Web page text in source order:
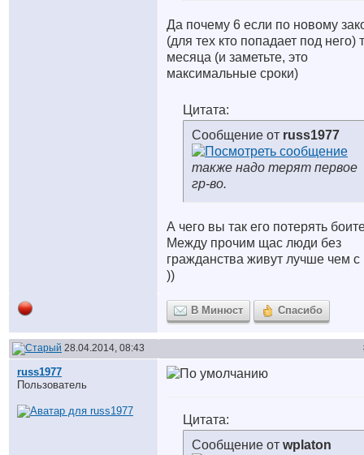
Да почему 6 если по новому
(для тех кто попадает под него)
месяца (и заметьте, это
максимальные сроки)
Цитата:
Сообщение от russ1977
также надо терят первое
гр-во.
А чего вы так его потерять
Между прочим щас люди без
гражданства живут лучше чем
))
В Минюст Спасибо
28.04.2014, 08:43
russ1977
Пользователь
Цитата:
Сообщение от wplaton